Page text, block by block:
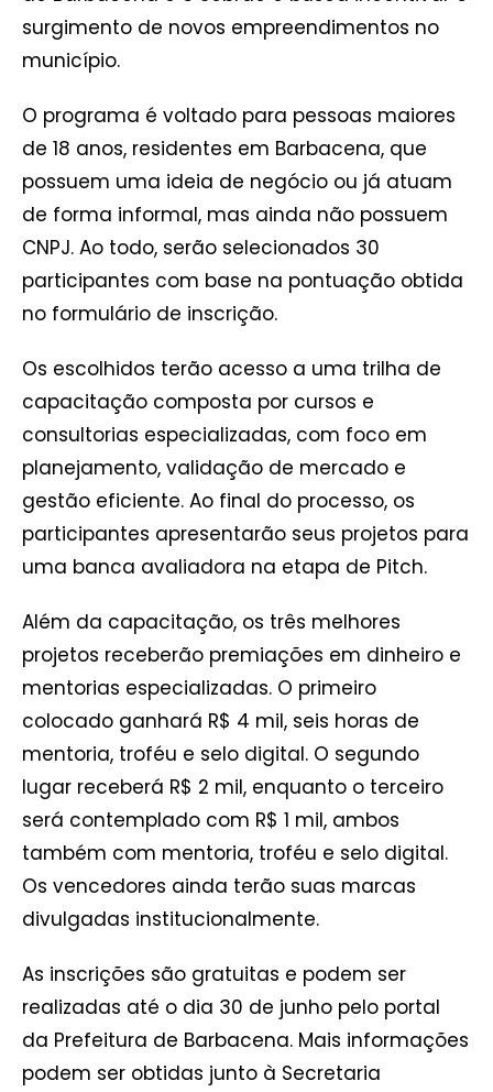
surgimento de novos empreendimentos no
município.
O programa é voltado para pessoas maiores
de 18 anos, residentes em Barbacena, que
possuem uma ideia de negócio ou já atuam
de forma informal, mas ainda não possuem
CNPJ. Ao todo, serão selecionados 30
participantes com base na pontuação obtida
no formulário de inscrição.
Os escolhidos terão acesso a uma trilha de
capacitação composta por cursos e
consultorias especializadas, com foco em
planejamento, validação de mercado e
gestão eficiente. Ao final do processo, os
participantes apresentarão seus projetos para
uma banca avaliadora na etapa de Pitch.
Além da capacitação, os três melhores
projetos receberão premiações em dinheiro e
mentorias especializadas. O primeiro
colocado ganhará R$ 4 mil, seis horas de
mentoria, troféu e selo digital. O segundo
lugar receberá R$ 2 mil, enquanto o terceiro
será contemplado com R$ 1 mil, ambos
também com mentoria, troféu e selo digital.
Os vencedores ainda terão suas marcas
divulgadas institucionalmente.
As inscrições são gratuitas e podem ser
realizadas até o dia 30 de junho pelo portal
da Prefeitura de Barbacena. Mais informações
podem ser obtidas junto à Secretaria